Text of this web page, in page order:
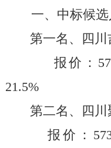
一、中标候
第一名、 四川
报价：
21.5%
第二名、 四川
报价：